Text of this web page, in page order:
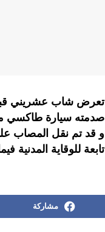
تعرض شاب عشريني قبل
صدمته سيارة طاكسي
و قد تم نقل المصاب
تابعة للوقاية المدنية
مشاركة